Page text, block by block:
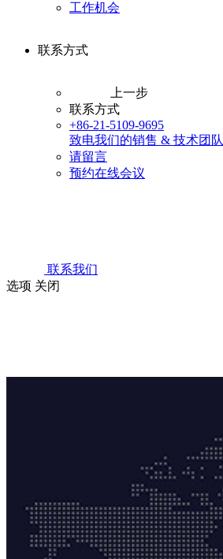
工作机会
联系方式
上一步
联系方式
+86-21-5109-9695
致电我们的销售 & 技术团队
请留言
预约在线会议
联系我们
选项 关闭